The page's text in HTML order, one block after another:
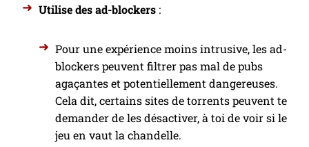
Utilise des ad-blockers :
Pour une expérience moins intrusive, les ad-
blockers peuvent filtrer pas mal de pubs
agaçantes et potentiellement dangereuses.
Cela dit, certains sites de torrents peuvent te
demander de les désactiver, à toi de voir si le
jeu en vaut la chandelle.